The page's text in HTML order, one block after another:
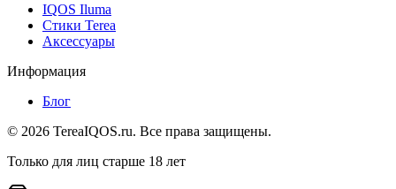
IQOS Iluma
Стики Terea
Аксессуары
Информация
Блог
© 2026 TereaIQOS.ru. Все права защищены.
Только для лиц старше 18 лет